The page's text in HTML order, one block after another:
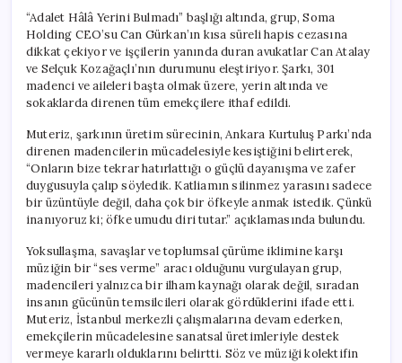
“Adalet Hâlâ Yerini Bulmadı” başlığı altında, grup, Soma
Holding CEO’su Can Gürkan’ın kısa süreli hapis cezasına
dikkat çekiyor ve işçilerin yanında duran avukatlar Can Atalay
ve Selçuk Kozağaçlı’nın durumunu eleştiriyor. Şarkı, 301
madenci ve aileleri başta olmak üzere, yerin altında ve
sokaklarda direnen tüm emekçilere ithaf edildi.
Muteriz, şarkının üretim sürecinin, Ankara Kurtuluş Parkı’nda
direnen madencilerin mücadelesiyle kesiştiğini belirterek,
“Onların bize tekrar hatırlattığı o güçlü dayanışma ve zafer
duygusuyla çalıp söyledik. Katliamın silinmez yarasını sadece
bir üzüntüyle değil, daha çok bir öfkeyle anmak istedik. Çünkü
inanıyoruz ki; öfke umudu diri tutar.” açıklamasında bulundu.
Yoksullaşma, savaşlar ve toplumsal çürüme iklimine karşı
müziğin bir “ses verme” aracı olduğunu vurgulayan grup,
madencileri yalnızca bir ilham kaynağı olarak değil, sıradan
insanın gücünün temsilcileri olarak gördüklerini ifade etti.
Muteriz, İstanbul merkezli çalışmalarına devam ederken,
emekçilerin mücadelesine sanatsal üretimleriyle destek
vermeye kararlı olduklarını belirtti. Söz ve müziği kolektifin